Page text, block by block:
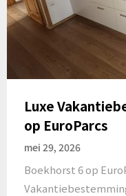
Luxe
op EuroParcs
mei 29, 2026
Boekhorst 6 op